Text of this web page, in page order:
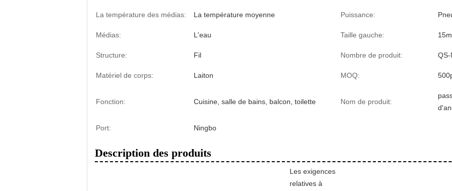
La température des médias: La température moyenne Puissance:
Médias: L'eau Taille gauche:
Structure: Fil Nombre de produit: QS-
Matériel de corps: Laiton MOQ:
Fonction: Cuisine, salle de bains, balcon, toilette Nom de produit:
Port: Ningbo
Description des produits
Les exigences
relatives à